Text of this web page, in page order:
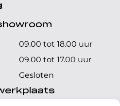
09.00 tot 18.00 uur
09.00 tot 17.00 uur
Gesloten